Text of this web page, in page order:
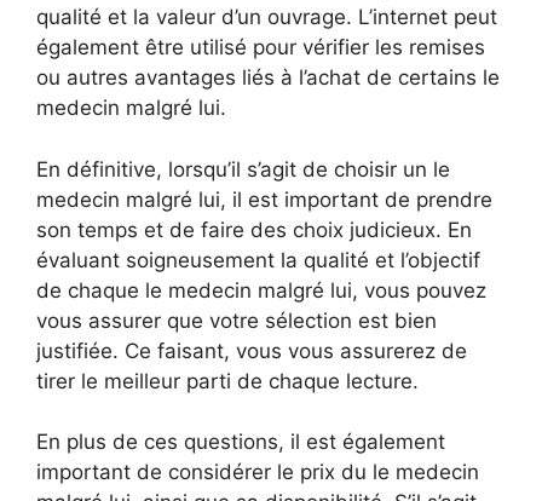
qualité et la valeur d’un ouvrage. L’internet peut
également être utilisé pour vérifier les remises
ou autres avantages liés à l’achat de certains le
medecin malgré lui.
En définitive, lorsqu’il s’agit de choisir un le
medecin malgré lui, il est important de prendre
son temps et de faire des choix judicieux. En
évaluant soigneusement la qualité et l’objectif
de chaque le medecin malgré lui, vous pouvez
vous assurer que votre sélection est bien
justifiée. Ce faisant, vous vous assurerez de
tirer le meilleur parti de chaque lecture.
En plus de ces questions, il est également
important de considérer le prix du le medecin